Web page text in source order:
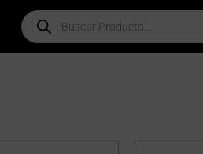
Products
search